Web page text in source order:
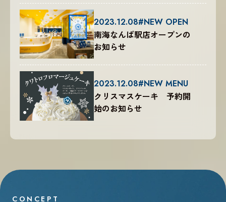
2023.12.08#NEW OPEN
南海なんば駅店オープンの
お知らせ
2023.12.08#NEW MENU
クリスマスケーキ 予約開
始のお知らせ